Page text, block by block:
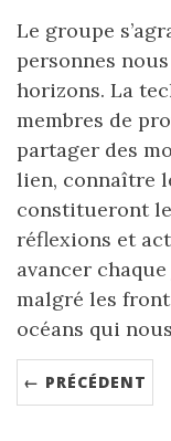
Le groupe
personnes
horizons. La
membres de
partager des
lien, connaître
constitueront
réflexions et
avancer
malgré les
océans qui
← PRÉCÉDENT